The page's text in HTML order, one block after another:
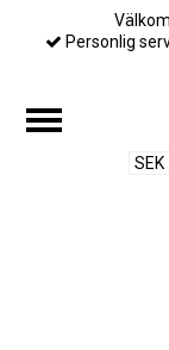
Personlig